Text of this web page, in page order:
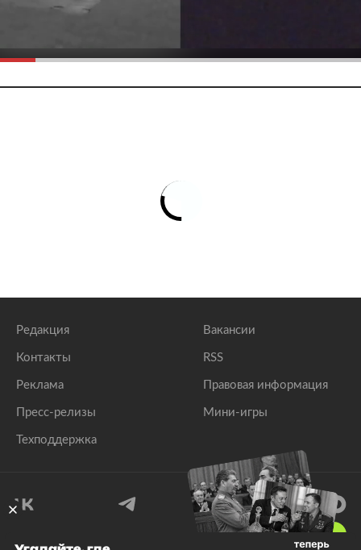
Редакция
Контакты
Реклама
Пресс-релизы
Техподдержка
Вакансии
RSS
Правовая информация
Мини-игры